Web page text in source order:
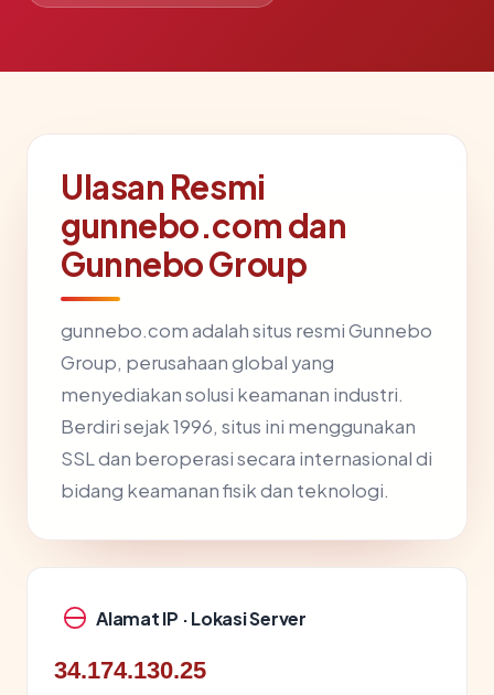
Ulasan Resmi
gunnebo.com dan
Gunnebo Group
gunnebo.com adalah situs resmi Gunnebo
Group, perusahaan global yang
menyediakan solusi keamanan industri.
Berdiri sejak 1996, situs ini menggunakan
SSL dan beroperasi secara internasional di
bidang keamanan fisik dan teknologi.
Alamat IP · Lokasi Server
34.174.130.25